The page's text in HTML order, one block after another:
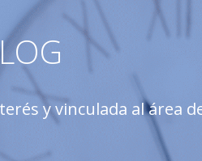
y vinculada al área